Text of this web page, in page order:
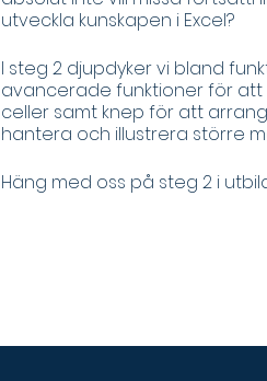
utveckla kunskapen i Excel?
I steg 2 djupdyker vi bland
avancerade funktioner för att
celler samt knep för att
hantera och illustrera större
Häng med oss på steg 2 i